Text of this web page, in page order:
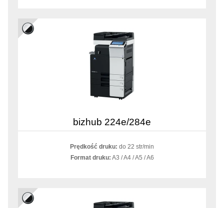
bizhub 224e/284e
Prędkość druku: do 22 str/min
Format druku: A3 / A4 / A5 / A6